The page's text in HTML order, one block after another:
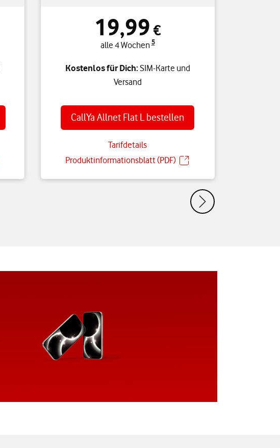
19,99 €
alle 4 Wochen5
Kostenlos für Dich: SIM-Karte und
Versand
CallYa Allnet Flat L bestellen
Tarifdetails
Produktinformationsblatt (PDF)